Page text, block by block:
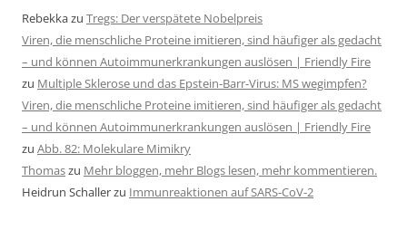
Rebekkazu Tregs: Der verspätete Nobelpreis
Viren, die menschliche Proteine imitieren, sind häufiger als gedacht
– und können Autoimmunerkrankungen auslösen | Friendly Fire
zu Multiple Sklerose und das Epstein-Barr-Virus: MS wegimpfen?
Viren, die menschliche Proteine imitieren, sind häufiger als gedacht
– und können Autoimmunerkrankungen auslösen | Friendly Fire
zu Abb. 82: Molekulare Mimikry
Thomaszu Mehr bloggen, mehr Blogs lesen, mehr kommentieren.
Heidrun Schallerzu Immunreaktionen auf SARS-CoV-2